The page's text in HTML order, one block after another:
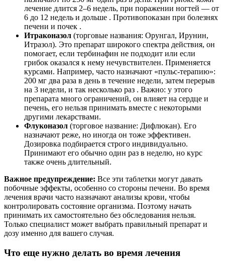
лечение длится 2–6 недель, при поражении ногтей — от
6 до 12 недель и дольше . Противопоказан при болезнях
печени и почек .
Итраконазол (торговые названия: Орунгал, Ирунин,
Итразол). Это препарат широкого спектра действия, он
помогает, если тербинафин не подходит или если
грибок оказался к нему нечувствителен. Применяется
курсами. Например, часто назначают «пульс-терапию»:
200 мг два раза в день в течение недели, затем перерыв
на 3 недели, и так несколько раз . Важно: у этого
препарата много ограничений, он влияет на сердце и
печень, его нельзя принимать вместе с некоторыми
другими лекарствами.
Флуконазол (торговое название: Дифлюкан). Его
назначают реже, но иногда он тоже эффективен.
Дозировка подбирается строго индивидуально.
Принимают его обычно один раз в неделю, но курс
также очень длительный.
Важное предупреждение: Все эти таблетки могут давать
побочные эффекты, особенно со стороны печени. Во время
лечения врачи часто назначают анализы крови, чтобы
контролировать состояние организма. Поэтому начать
принимать их самостоятельно без обследования нельзя.
Только специалист может выбрать правильный препарат и
дозу именно для вашего случая.
Что еще нужно делать во время лечения